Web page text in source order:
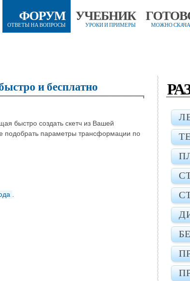
ФОРУМ
ОТВЕТЫ НА ВОПРОСЫ
УЧЕБНИК
УРОКИ И ПРИМЕРЫ МОЖНО
и бесплатно
быстро создать скетч из Вашей
подобрать параметры трансформации по